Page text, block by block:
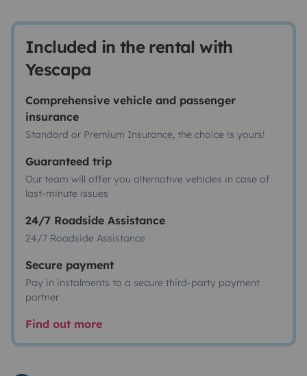
Included in the rental with
Yescapa
Comprehensive vehicle and passenger
insurance
Standard or Premium Insurance, the choice is yours!
Guaranteed trip
Our team will offer you alternative vehicles in case of
last-minute issues
24/7 Roadside Assistance
24/7 Roadside Assistance
Secure payment
Pay in instalments to a secure third-party payment
partner
Find out more